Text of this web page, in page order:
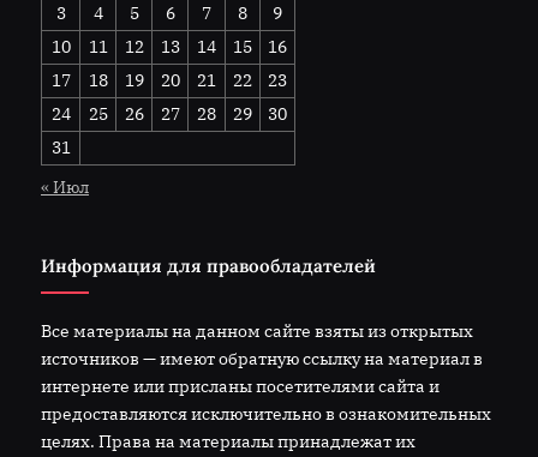
3
4 5 6 7 8
9
10
11 12 13 14 15
16
17
18 19 20 21 22
23
24
25 26 27 28 29
30
31
« Июл
Информация для правообладателей
Все материалы на данном сайте взяты из открытых
источников — имеют обратную ссылку на материал в
интернете или присланы посетителями сайта и
предоставляются исключительно в ознакомительных
целях. Права на материалы принадлежат их